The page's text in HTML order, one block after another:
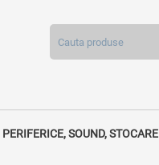
PERIFERICE, SOUND, STOCARE